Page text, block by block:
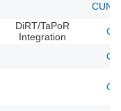
DiRT/TaPoR
Integration